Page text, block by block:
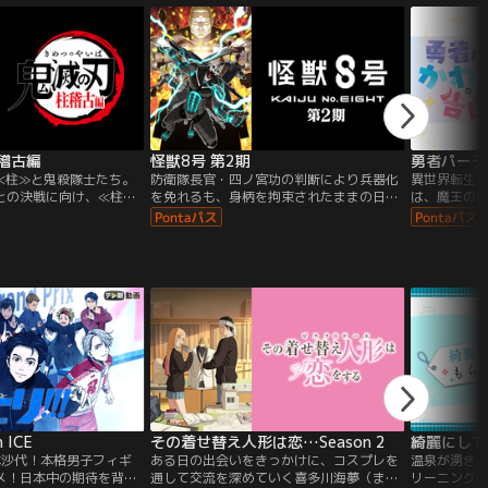
古編
≫と鬼殺隊士たち。
の決戦に向け、≪柱稽
怪獣8号 第2期
防衛隊長官・四ノ宮功の判断により兵器化
を免れるも、身柄を拘束されたままの日比
野カフカ。異動命令が下った第3部隊の新
人たちがそれぞれの任務先へ向かうなか、
のカフカを必要としない鳴海に対し、自身
の力を認めさせるため「怪獣８号」の強大
すぎる力と向き合うことになるカフカ。し
かしその陰では、「怪獣９号」の脅威が迫
っていた…。継承される意志と力、新たな
識別怪獣兵器（ナンバーズ）適合者の誕
生、そして防衛隊を襲う史上最大の危機が
訪れる--。
異世界転生
は、魔王の
ンで、勇者
やがて魔王
ィーの僧侶
った！真剣
てが可愛い
成す異世界
ブコメ”フ
ICE
代！本格男子フィギ
！日本中の期待を背負
その着せ替え人形は恋…Season 2
ある日の出会いをきっかけに、コスプレを
通して交流を深めていく喜多川海夢（まり
綺麗にし
温泉が湧き
リーニング